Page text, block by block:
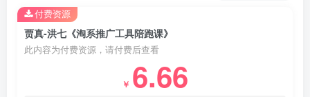
贾真-洪七《淘系推广工具陪跑课》
此内容为付费资源，请付费后查看
￥ 6.66
付费资源